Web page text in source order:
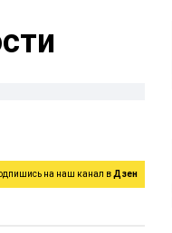
на наш канал вДзен